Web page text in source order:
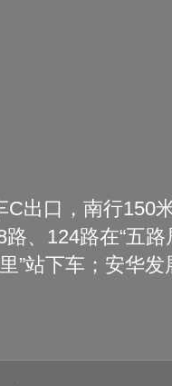
出口，南行150
、124路在“五
”站下车；安华